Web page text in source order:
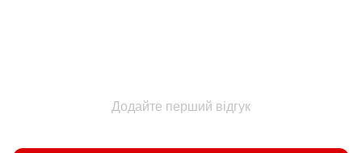
Додайте перший відгук